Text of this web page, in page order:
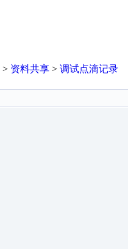
> 资料共享 > 调试点滴记录